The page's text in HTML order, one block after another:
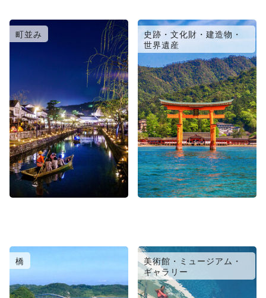
町並み
史跡・文化財・建造物・
世界遺産
橋
美術館・ミュージアム・
ギャラリー